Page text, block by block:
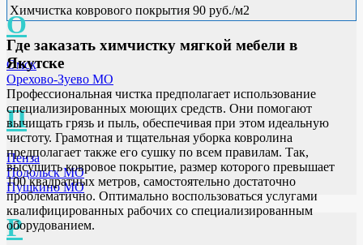
О
Омск
Орехово-Зуево МО
П
Пенза
Подольск МО
Пушкино МО
Р
Химчистка коврового покрытия 90 руб./м2
Где заказать химчистку мягкой мебели в
Якутске
Профессиональная чистка предполагает использование
специализированных моющих средств. Они помогают
вычищать грязь и пыль, обеспечивая при этом идеальную
чистоту. Грамотная и тщательная уборка ковролина
предполагает также его сушку по всем правилам. Так,
высушить ковровое покрытие, размер которого превышает
100 квадратных метров, самостоятельно достаточно
проблематично. Оптимально воспользоваться услугами
квалифицированных рабочих со специализированным
оборудованием.